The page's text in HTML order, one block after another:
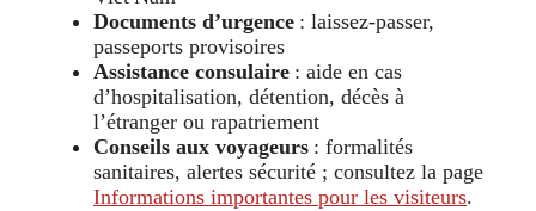
Documents d’urgence : laissez‑passer,
passeports provisoires
Assistance consulaire : aide en cas
d’hospitalisation, détention, décès à
l’étranger ou rapatriement
Conseils aux voyageurs : formalités
sanitaires, alertes sécurité ; consultez la page
Informations importantes pour les visiteurs.